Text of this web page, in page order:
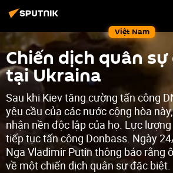
Việt Nam
Chiến dịch quân
tại Ukraina
Sau khi Kiev tăng cường tấn công
yêu cầu của các nước cộng hòa
nhận nền độc lập của họ. Lực
tiếp tục tấn công Donbass. Ngày
Nga Vladimir Putin thông báo rằng
về một chiến dịch quân sự đặc biệt.